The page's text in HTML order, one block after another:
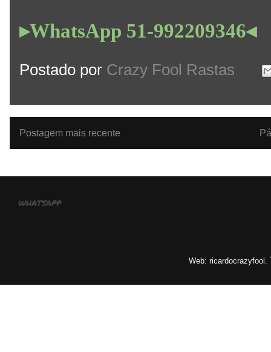
▸WhatsApp 51-992209346◂
Postado por Crazy Fool Rastas
Postagem mais recente
whatsapp
Web: